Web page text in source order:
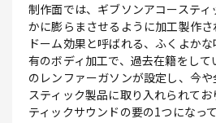
制作面では、ギブソンアコーステ
かに膨らまさせるように加工製作
ドーム効果と呼ばれる、ふくよか
有のボディ加工で、過去在籍をし
のレンファーガソンが設定し、今
スティック製品に取り入れられて
ティックサウンドの要の1つになって